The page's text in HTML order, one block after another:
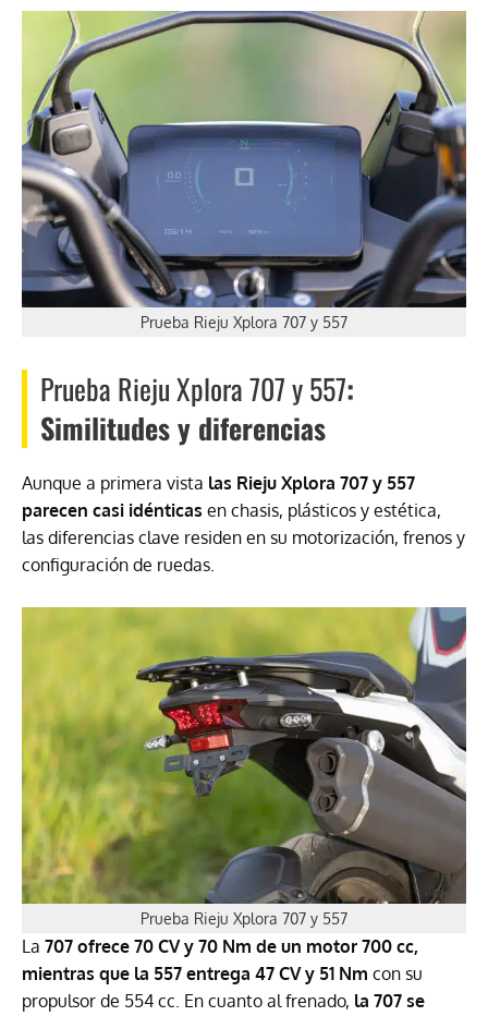
Prueba Rieju Xplora 707 y 557
Prueba Rieju Xplora 707 y 557:
Similitudes y diferencias
Aunque a primera vista las Rieju Xplora 707 y 557
parecen casi idénticas en chasis, plásticos y estética,
las diferencias clave residen en su motorización, frenos y
configuración de ruedas.
Prueba Rieju Xplora 707 y 557
La 707 ofrece 70 CV y 70 Nm de un motor 700 cc,
mientras que la 557 entrega 47 CV y 51 Nm con su
propulsor de 554 cc. En cuanto al frenado, la 707 se